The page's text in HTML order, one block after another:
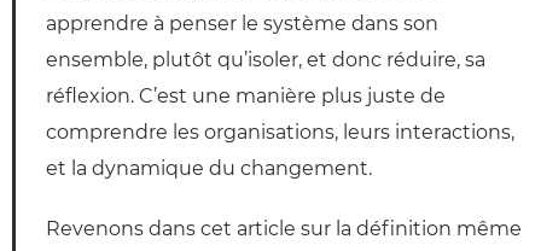
apprendre à penser le système dans son
ensemble, plutôt qu’isoler, et donc réduire, sa
réflexion. C’est une manière plus juste de
comprendre les organisations, leurs interactions,
et la dynamique du changement.
Revenons dans cet article sur la définition même